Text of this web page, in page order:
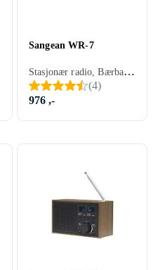
Sangean WR-7
Stasjonær radio, Bærbar radio, FM, AM, Batteri, Retro Radio, USB, Analog 3,5mm-inngang
(4)
976 ,-